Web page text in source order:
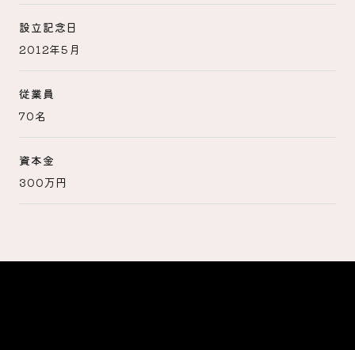
設立記念日
2012年5月
従業員
70名
資本金
300万円